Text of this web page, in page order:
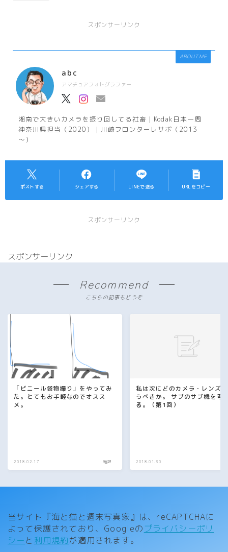
スポンサーリンク
ABOUT ME
abc
アマチュアフォトグラファー
湘南で大きいカメラを振り回してる社畜｜Kodak日本一周
神奈川県担当（2020）｜川崎フロンターレサポ（2013
～）
ポストする シェアする LINEで送る URLをコピー
スポンサーリンク
スポンサーリンク
Recommend
こちらの記事もどうぞ
「ビニール袋物撮り」をやってみ
た。とてもお手軽なのでオスス
メ。
2018.02.17 雑記
私は次にどのカメラ・レンズ
うべきか。 サブのサブ機を考
る。（第1回）
2018.01.30
当サイト『海と猫と週末写真家』は、reCAPTCHAに
よって保護されており、Googleの プライバシーポリ
シーと 利用規約が適用されます。